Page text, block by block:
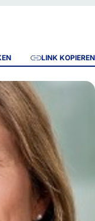
LINK KOPIEREN